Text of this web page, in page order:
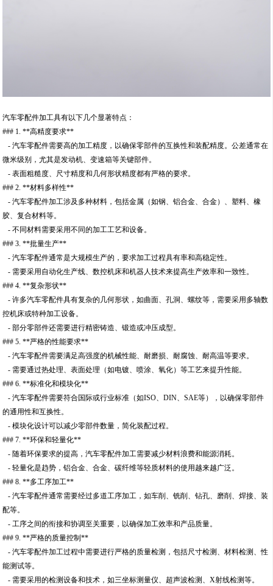
汽车零配件加工具有以下几个显著特点：
### 1. **高精度要求**
- 汽车零配件需要高的加工精度，以确保零部件的互换性和装配精度。公差通常在
微米级别，尤其是发动机、变速箱等关键部件。
- 表面粗糙度、尺寸精度和几何形状精度都有严格的要求。
### 2. **材料多样性**
- 汽车零配件加工涉及多种材料，包括金属（如钢、铝合金、合金）、塑料、橡
胶、复合材料等。
- 不同材料需要采用不同的加工工艺和设备。
### 3. **批量生产**
- 汽车零配件通常是大规模生产的，要求加工过程具有率和高稳定性。
- 需要采用自动化生产线、数控机床和机器人技术来提高生产效率和一致性。
### 4. **复杂形状**
- 许多汽车零配件具有复杂的几何形状，如曲面、孔洞、螺纹等，需要采用多轴数
控机床或特种加工设备。
- 部分零部件还需要进行精密铸造、锻造或冲压成型。
### 5. **严格的性能要求**
- 汽车零配件需要满足高强度的机械性能、耐磨损、耐腐蚀、耐高温等要求。
- 需要通过热处理、表面处理（如电镀、喷涂、氧化）等工艺来提升性能。
### 6. **标准化和模块化**
- 汽车零配件需要符合国际或行业标准（如ISO、DIN、SAE等），以确保零部件
的通用性和互换性。
- 模块化设计可以减少零部件数量，简化装配过程。
### 7. **环保和轻量化**
- 随着环保要求的提高，汽车零配件加工需要减少材料浪费和能源消耗。
- 轻量化是趋势，铝合金、合金、碳纤维等轻质材料的使用越来越广泛。
### 8. **多工序加工**
- 汽车零配件通常需要经过多道工序加工，如车削、铣削、钻孔、磨削、焊接、装
配等。
- 工序之间的衔接和协调至关重要，以确保加工效率和产品质量。
### 9. **严格的质量控制**
- 汽车零配件加工过程中需要进行严格的质量检测，包括尺寸检测、材料检测、性
能测试等。
- 需要采用的检测设备和技术，如三坐标测量仪、超声波检测、X射线检测等。